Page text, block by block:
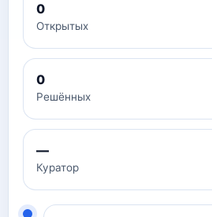
0
Открытых
0
Решённых
—
Куратор